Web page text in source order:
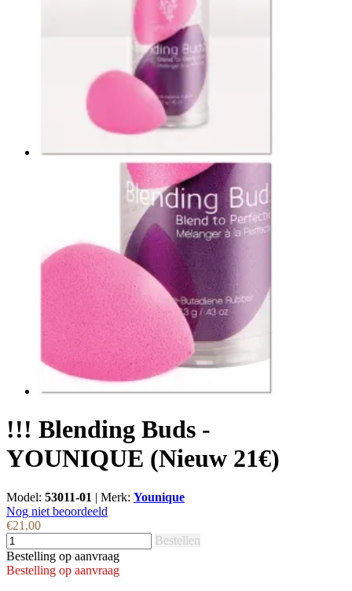
!!! Blending Buds -
YOUNIQUE (Nieuw 21€)
Model: 53011-01 | Merk: Younique
Nog niet beoordeeld
€21,00
Bestellen
Bestelling op aanvraag
Bestelling op aanvraag